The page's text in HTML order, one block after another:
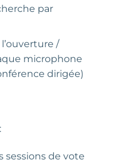
par
/
microphone
dirigée)
sessions de vote